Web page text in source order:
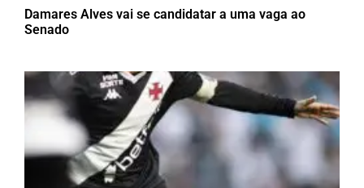
Damares Alves vai se candidatar a uma vaga ao
Senado